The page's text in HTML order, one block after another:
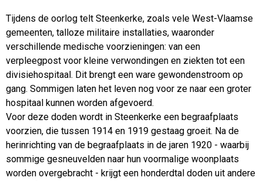
Tijdens de oorlog telt Steenkerke, zoals vele West-Vlaamse
gemeenten, talloze militaire installaties, waaronder
verschillende medische voorzieningen: van een
verpleegpost voor kleine verwondingen en ziekten tot een
divisiehospitaal. Dit brengt een ware gewondenstroom op
gang. Sommigen laten het leven nog voor ze naar een groter
hospitaal kunnen worden afgevoerd.
Voor deze doden wordt in Steenkerke een begraafplaats
voorzien, die tussen 1914 en 1919 gestaag groeit. Na de
herinrichting van de begraafplaats in de jaren 1920 - waarbij
sommige gesneuvelden naar hun voormalige woonplaats
worden overgebracht - krijgt een honderdtal doden uit andere